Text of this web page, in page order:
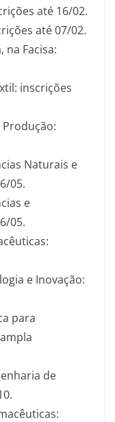
até 16/02.
até 07/02.
na Facisa:
inscrições
Naturais e
05.
e
05.
e Inovação:
para
de